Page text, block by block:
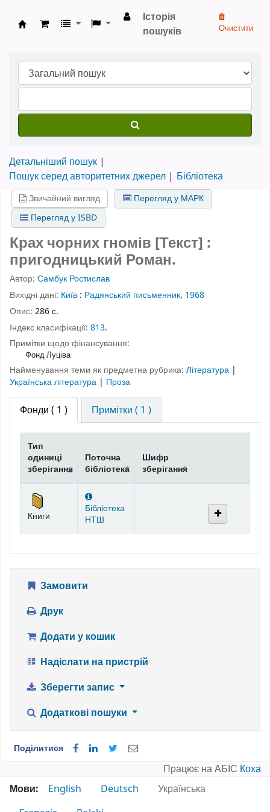
Бібліотека НТШ › Електронний каталог
Історія
пошуків
Очистити
Детальніший пошук
Пошук серед авторитетних джерел
Бібліотека
Звичайний вигляд
Перегляд у МАРК
Перегляд у ISBD
Крах чорних гномів [Текст] :
пригодницький Роман.
Автор: Самбук Ростислав
Вихідні дані: Київ : Радянський письменник, 1968
Опис: 286 с.
Індекс класифікації: 813.
Примітки щодо фінансування:
Фонд Луціва
Найменування теми як предметна рубрика: Література |
Українська література | Проза
Фонди ( 1 ) Примітки ( 1 )
Фонди
Тип
одиниці
зберігання
Поточна
бібліотека
Шифр
зберігання
Книги
Бібліотека
НТШ
Замовити
Друк
Додати у кошик
Надіслати на пристрій
Зберегти запис
Додаткові пошуки
Поділитися
Працює на АБІС Коха
Мови:
English Deutsch
Українська